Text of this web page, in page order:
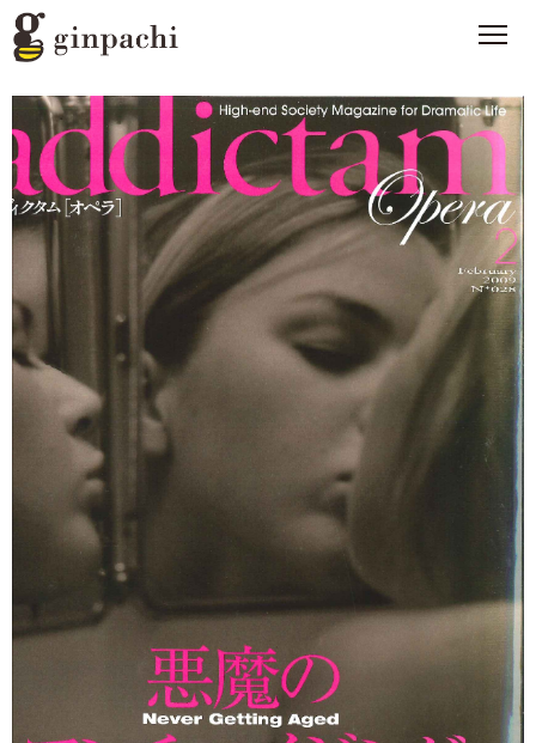
銀ぱちとは >
オンラインストア【はちみつ類】
オンラインストア【お酒】 >
わたしたちの活動
スタッフブログ
メディア一覧
協賛企業一覧
お問い合わせ >
みつばち博士ふくちゃん